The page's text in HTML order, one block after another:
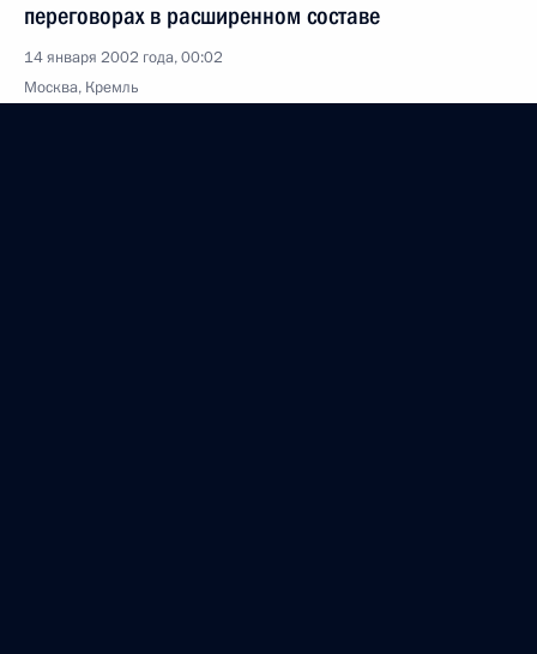
переговорах в расширенном составе
14 января 2002 года, 00:02
Москва, Кремль